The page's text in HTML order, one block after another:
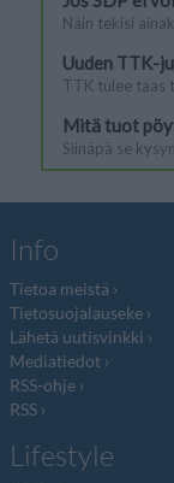
Info
Tietoa meistä
Tietosuojalauseke
Lähetä uutisvinkki
Mediatiedot
RSS-ohje
RSS
Lifestyle